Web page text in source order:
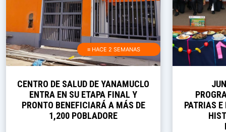
≡ HACE 2 SEMANAS
CENTRO DE SALUD DE YANAMUCLO
ENTRA EN SU ETAPA FINAL Y
PRONTO BENEFICIARÁ A MÁS DE
1,200 POBLADORE
PATRIAS